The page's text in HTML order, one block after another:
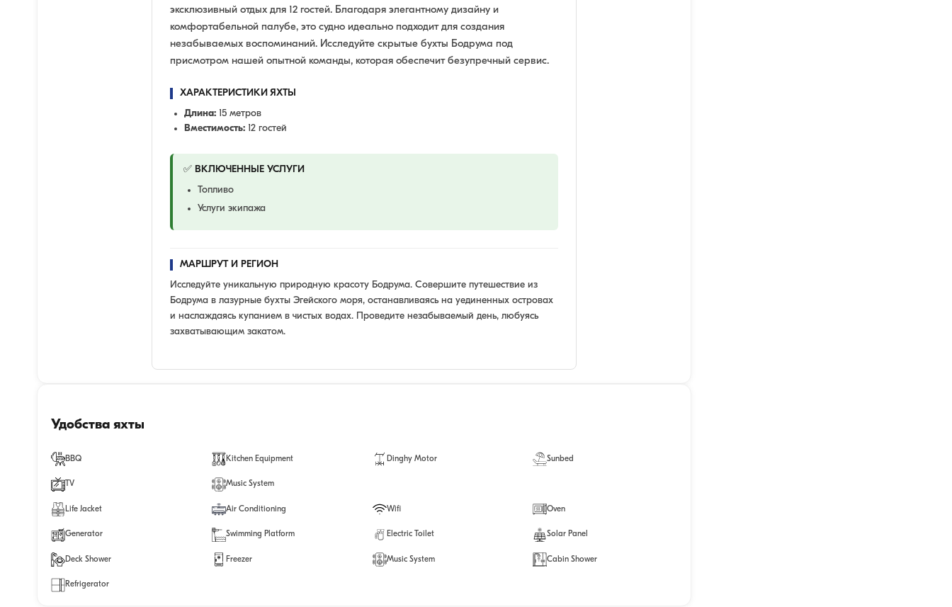
эксклюзивный отдых для 12 гостей. Благодаря элегантному дизайну и
комфортабельной палубе, это судно идеально подходит для создания
незабываемых воспоминаний. Исследуйте скрытые бухты Бодрума под
присмотром нашей опытной команды, которая обеспечит безупречный сервис.
ХАРАКТЕРИСТИКИ ЯХТЫ
Длина: 15 метров
Вместимость: 12 гостей
✅ ВКЛЮЧЕННЫЕ УСЛУГИ
Топливо
Услуги экипажа
МАРШРУТ И РЕГИОН
Исследуйте уникальную природную красоту Бодрума. Совершите путешествие из
Бодрума в лазурные бухты Эгейского моря, останавливаясь на уединенных островах
и наслаждаясь купанием в чистых водах. Проведите незабываемый день, любуясь
захватывающим закатом.
Удобства яхты
BBQ Kitchen Equipment Dinghy Motor Sunbed
TV Music System
Life Jacket Air Conditioning Wifi Oven
Generator Swimming Platform Electric Toilet Solar Panel
Deck Shower Freezer Music System Cabin Shower
Refrigerator